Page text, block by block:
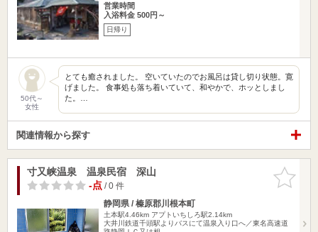
営業時間
入浴料金 500円～
日帰り
50代～
女性
とても癒されました。 空いていたのでお風呂は貸し切り状態。寛
げました。 食事処も落ち着いていて、和やかで、ホッとしまし
た。…
関連情報から探す
お気に入
りに追加
寸又峡温泉 温泉民宿 深山
-点/ 0 件
静岡県 / 榛原郡川根本町
土本駅4.46km アプトいちしろ駅2.14km
大井川鉄道千頭駅よりバスにて温泉入り口へ／東名高速道